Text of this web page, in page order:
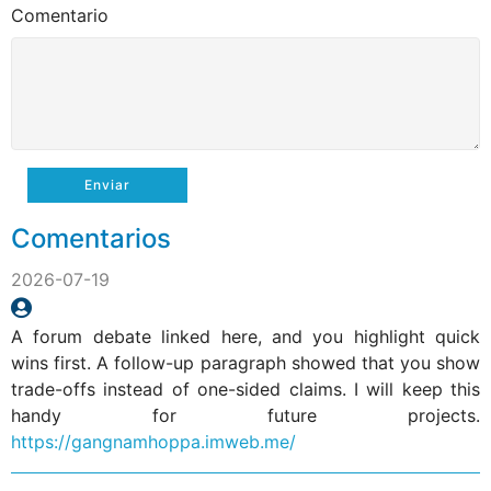
Comentario
Enviar
Comentarios
2026-07-19
A forum debate linked here, and you highlight quick
wins first. A follow-up paragraph showed that you show
trade-offs instead of one-sided claims. I will keep this
handy for future projects.
https://gangnamhoppa.imweb.me/